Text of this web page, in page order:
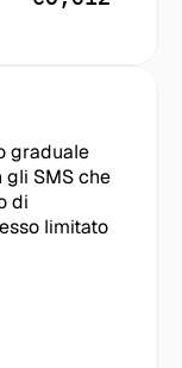
graduale
gli SMS che
di
limitato